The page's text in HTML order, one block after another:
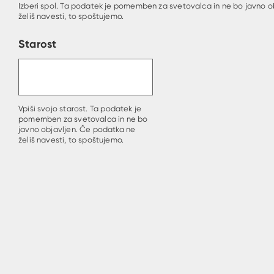
Izberi spol. Ta podatek je pomemben za svetovalca in ne bo javno
želiš navesti, to spoštujemo.
Starost
Vpiši svojo starost. Ta podatek je
pomemben za svetovalca in ne bo
javno objavljen. Če podatka ne
želiš navesti, to spoštujemo.